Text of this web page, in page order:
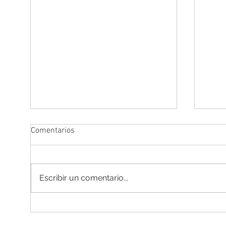
Comentarios
Escribir un comentario...